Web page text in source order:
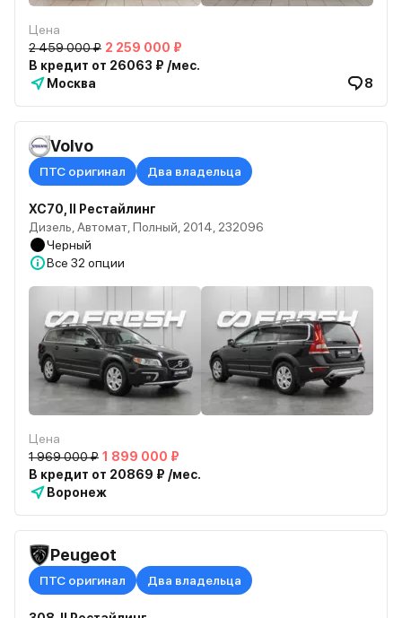
Цена
2 459 000 ₽ 2 259 000 ₽
В кредит от 26063 ₽ /мес.
Москва
8
Volvo
ПТС оригинал Два владельца
XC70, II Рестайлинг
Дизель, Автомат, Полный, 2014, 232096
Черный
Все 32 опции
Цена
1 969 000 ₽ 1 899 000 ₽
В кредит от 20869 ₽ /мес.
Воронеж
Peugeot
ПТС оригинал Два владельца